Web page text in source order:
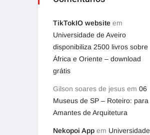
TikTokIO website em
Universidade de Aveiro
disponibiliza 2500 livros sobre
África e Oriente – download
grátis
Gilson soares de jesus em 06
Museus de SP – Roteiro: para
Amantes de Arquitetura
Nekopoi App em Universidade